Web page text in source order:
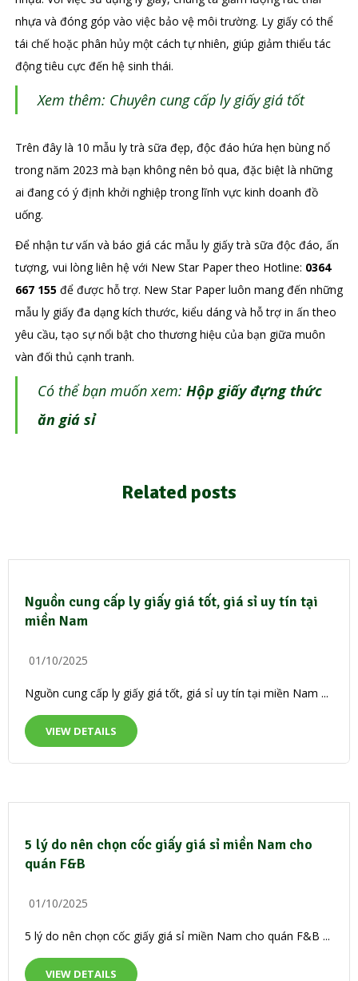
nhựa và đóng góp vào việc bảo vệ môi trường. Ly giấy có thể
tái chế hoặc phân hủy một cách tự nhiên, giúp giảm thiểu tác
động tiêu cực đến hệ sinh thái.
Xem thêm: Chuyên cung cấp ly giấy giá tốt
Trên đây là 10 mẫu ly trà sữa đẹp, độc đáo hứa hẹn bùng nổ
trong năm 2023 mà bạn không nên bỏ qua, đặc biệt là những
ai đang có ý định khởi nghiệp trong lĩnh vực kinh doanh đồ
uống.
Để nhận tư vấn và báo giá các mẫu ly giấy trà sữa độc đáo, ấn
tượng, vui lòng liên hệ với New Star Paper theo Hotline: 0364
667 155 để được hỗ trợ. New Star Paper luôn mang đến những
mẫu ly giấy đa dạng kích thước, kiểu dáng và hỗ trợ in ấn theo
yêu cầu, tạo sự nổi bật cho thương hiệu của bạn giữa muôn
vàn đối thủ cạnh tranh.
Có thể bạn muốn xem: Hộp giấy đựng thức
ăn giá sỉ
Related posts
Nguồn cung cấp ly giấy giá tốt, giá sỉ uy tín tại
miền Nam
01/10/2025
Nguồn cung cấp ly giấy giá tốt, giá sỉ uy tín tại miền Nam ...
VIEW DETAILS
5 lý do nên chọn cốc giấy giá sỉ miền Nam cho
quán F&B
01/10/2025
5 lý do nên chọn cốc giấy giá sỉ miền Nam cho quán F&B ...
VIEW DETAILS